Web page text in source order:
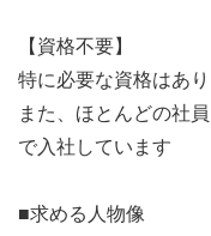
【資格不要】
特に必要な資格はあ
また、ほとんどの社
で入社しています
■求める人物像